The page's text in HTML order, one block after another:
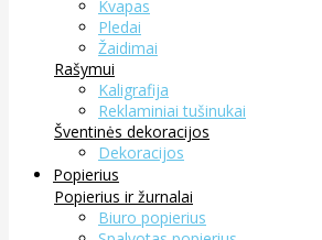
Kvapas
Pledai
Žaidimai
Rašymui
Kaligrafija
Reklaminiai tušinukai
Šventinės dekoracijos
Dekoracijos
Popierius
Popierius ir žurnalai
Biuro popierius